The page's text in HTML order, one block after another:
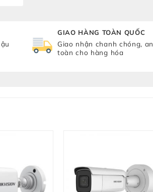
GIAO HÀNG TOÀN QUỐC
Giao nhận chanh chóng, an
toàn cho hàng hóa